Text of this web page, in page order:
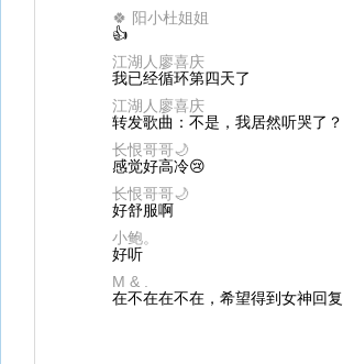
🍀 阳小杜姐姐
👍
江湖人廖喜庆
我已经循环第四天了
江湖人廖喜庆
转发歌曲：不是，我居然听哭了？
长恨哥哥🌙
感觉好高冷😢
长恨哥哥🌙
好舒服啊
小鲍。
好听
M & .
在不在在不在，希望得到女神回复